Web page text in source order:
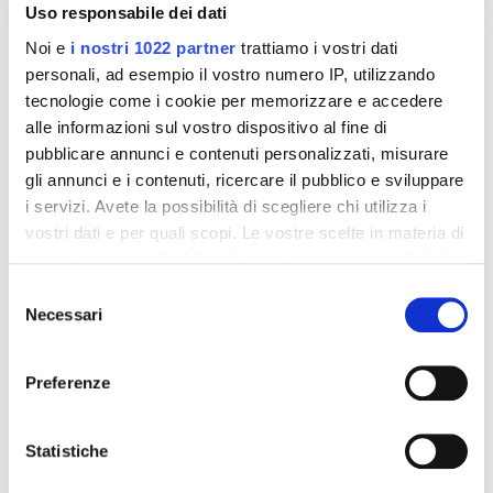
Uso responsabile dei dati
Noi e i nostri 1022 partner trattiamo i vostri dati
personali, ad esempio il vostro numero IP, utilizzando
tecnologie come i cookie per memorizzare e accedere
alle informazioni sul vostro dispositivo al fine di
pubblicare annunci e contenuti personalizzati, misurare
gli annunci e i contenuti, ricercare il pubblico e sviluppare
i servizi. Avete la possibilità di scegliere chi utilizza i
vostri dati e per quali scopi. Le vostre scelte in materia di
modificare o revocare il proprio consenso in qualsiasi
momento dalla Dichiarazione sui cookie o facendo clic
raccogliere informazioni sulla tua posizione
geografica, con un'approssimazione di qualche
delNecessari
Preferenze
Statistiche
Integratori per dimagrire
32,00 €
Integratori per dimagrire
55,18 €
-42%